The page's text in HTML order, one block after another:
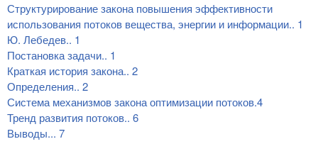
Структурирование закона повышения эффективности
использования потоков вещества, энергии и информации.. 1
Ю. Лебедев.. 1
Постановка задачи.. 1
Краткая история закона.. 2
Определения.. 2
Система механизмов закона оптимизации потоков.4
Тренд развития потоков.. 6
Выводы... 7